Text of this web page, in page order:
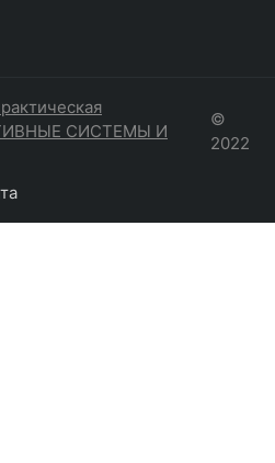
СИСТЕМЫ И
©
2022